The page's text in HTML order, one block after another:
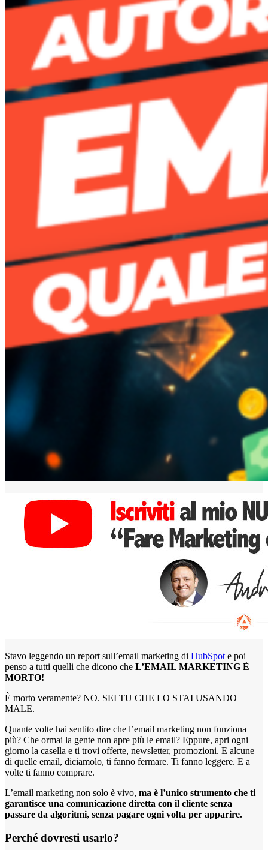
Stavo leggendo un report sull’email marketing di HubSpot e poi
penso a tutti quelli che dicono che L’EMAIL MARKETING È
MORTO!
È morto veramente? NO. SEI TU CHE LO STAI USANDO
MALE.
Quante volte hai sentito dire che l’email marketing non funziona
più? Che ormai la gente non apre più le email? Eppure, apri ogni
giorno la casella e ti trovi offerte, newsletter, promozioni. E alcune
di quelle email, diciamolo, ti fanno fermare. Ti fanno leggere. E a
volte ti fanno comprare.
L’email marketing non solo è vivo, ma è l’unico strumento che ti
garantisce una comunicazione diretta con il cliente senza
passare da algoritmi, senza pagare ogni volta per apparire.
Perché dovresti usarlo?